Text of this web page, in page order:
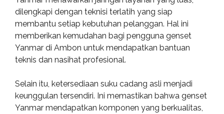
dilengkapi dengan teknisi terlatih yang siap
membantu setiap kebutuhan pelanggan. Hal ini
memberikan kemudahan bagi pengguna genset
Yanmar di Ambon untuk mendapatkan bantuan
teknis dan nasihat profesional.
Selain itu, ketersediaan suku cadang asli menjadi
keunggulan tersendiri. Ini memastikan bahwa genset
Yanmar mendapatkan komponen yang berkualitas,